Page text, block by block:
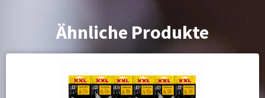
Ähnliche Produkte